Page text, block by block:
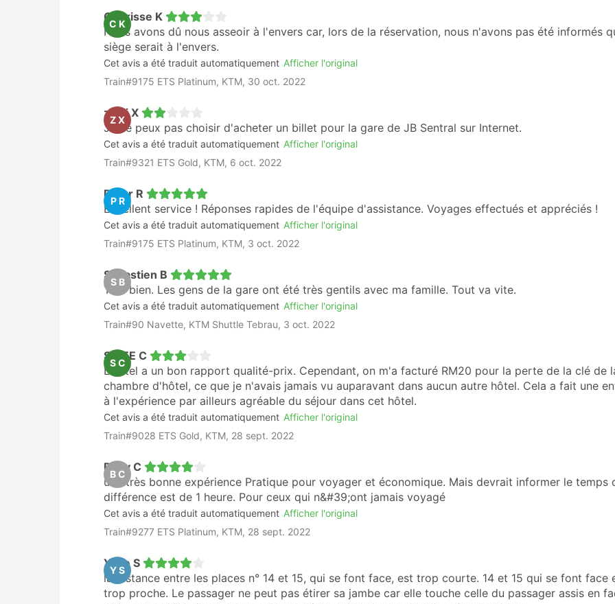
Si votre train fait beaucoup d'arrêts, il est parfois difficile de savoir quand descendre car les arrêts
sont pas toujours clairement annoncés ou signalés, sauf si vous pouvez vérifier sur un écran
électronique.
C K
Cherisse K
Nous avons dû nous asseoir à l'envers car, lors de la réservation, nous n'avons pas été informés
siège serait à l'envers.
Cet avis a été traduit automatiquement Afficher l'original
Train#9175 ETS Platinum, KTM, 30 oct. 2022
Z X
zhiyi X
Je ne peux pas choisir d'acheter un billet pour la gare de JB Sentral sur Internet.
Cet avis a été traduit automatiquement Afficher l'original
Train#9321 ETS Gold, KTM, 6 oct. 2022
P R
Peter R
Excellent service ! Réponses rapides de l'équipe d'assistance. Voyages effectués et appréciés !
Cet avis a été traduit automatiquement Afficher l'original
Train#9175 ETS Platinum, KTM, 3 oct. 2022
S B
Sebastien B
Très bien. Les gens de la gare ont été très gentils avec ma famille. Tout va vite.
Cet avis a été traduit automatiquement Afficher l'original
Train#90 Navette, KTM Shuttle Tebrau, 3 oct. 2022
S C
SWEE C
L'hôtel a un bon rapport qualité-prix. Cependant, on m'a facturé RM20 pour la perte de la clé de
chambre d'hôtel, ce que je n'avais jamais vu auparavant dans aucun autre hôtel. Cela a fait une
à l'expérience par ailleurs agréable du séjour dans cet hôtel.
Cet avis a été traduit automatiquement Afficher l'original
Train#9028 ETS Gold, KTM, 28 sept. 2022
B C
Bovy C
une très bonne expérience Pratique pour voyager et économique. Mais devrait informer le temps
différence est de 1 heure. Pour ceux qui n&#39;ont jamais voyagé
Cet avis a été traduit automatiquement Afficher l'original
Train#9277 ETS Platinum, KTM, 28 sept. 2022
Y S
Yoke S
la distance entre les places n° 14 et 15, qui se font face, est trop courte. 14 et 15 qui se font face
trop proche. Le passager ne peut pas étirer sa jambe car elle touche celle du passager assis en